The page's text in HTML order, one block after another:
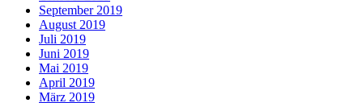
September 2019
August 2019
Juli 2019
Juni 2019
Mai 2019
April 2019
März 2019